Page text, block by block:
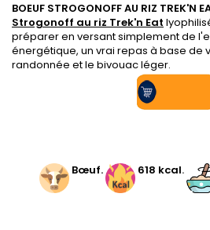
BOEUF STROGONOFF AU RIZ TREK'N
Strogonoff au riz Trek'n Eat
préparer en versant simplement de
énergétique, un vrai repas à base de
randonnée et le bivouac léger.
. Bœuf. . 618 kcal.